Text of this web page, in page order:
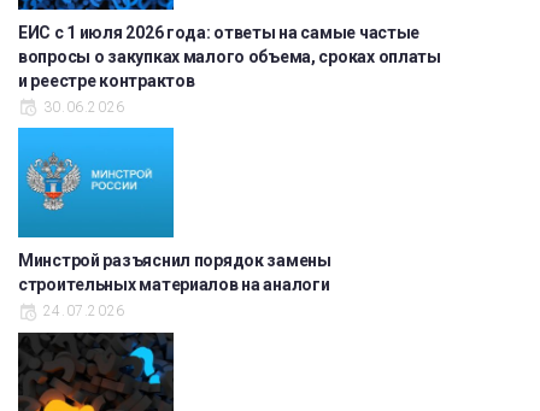
ЕИС с 1 июля 2026 года: ответы на самые частые
вопросы о закупках малого объема, сроках оплаты
и реестре контрактов
30.06.2026
Минстрой разъяснил порядок замены
строительных материалов на аналоги
24.07.2026